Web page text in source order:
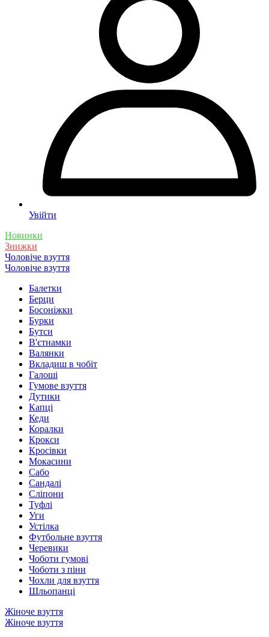
Увійти
Новинки
Знижки
Чоловіче взуття
Чоловіче взуття
Балетки
Берци
Босоніжки
Бурки
Бутси
В'єтнамки
Валянки
Вкладиш в чобіт
Галоші
Гумове взуття
Дутики
Капці
Кеди
Коралки
Крокси
Кросівки
Мокасини
Сабо
Сандалі
Сліпони
Туфлі
Уги
Устілка
Футбольне взуття
Черевики
Чоботи гумові
Чоботи з піни
Чохли для взуття
Шльопанці
Жіноче взуття
Жіноче взуття